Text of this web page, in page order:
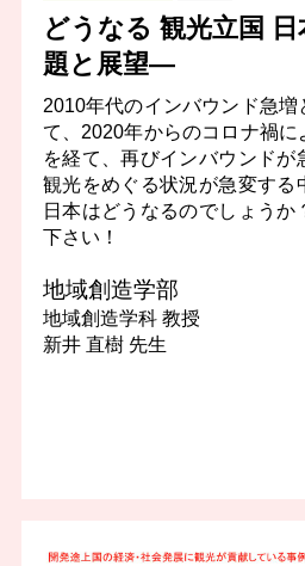
どうなる 観光立国
題と展望―
2010年代のインバウンド急
て、2020年からのコロナ禍
を経て、再びインバウンド
観光をめぐる状況が急変する
日本はどうなるのでしょうか
下さい！
地域創造学部
地域創造学科 教授
新井 直樹 先生